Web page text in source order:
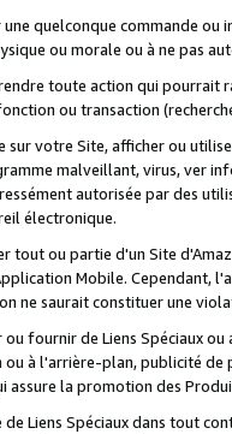
une quelconque commande
ou morale ou à ne pas
toute action qui
ou transaction
sur votre Site, afficher ou
malveillant, virus, ver
autorisée par des
électronique.
tout ou partie d'un Site
Mobile. Cependant,
ne saurait constituer une
ou fournir de Liens Spéciaux
à l'arrière-plan, publicité
assure la promotion des
Liens Spéciaux dans tout